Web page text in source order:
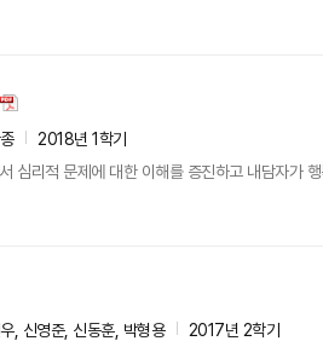
2018년 1학기
심리적 문제에 대한 이해를 증진하고 내담자가
, 신영준, 신동훈, 박형용
2017년 2학기